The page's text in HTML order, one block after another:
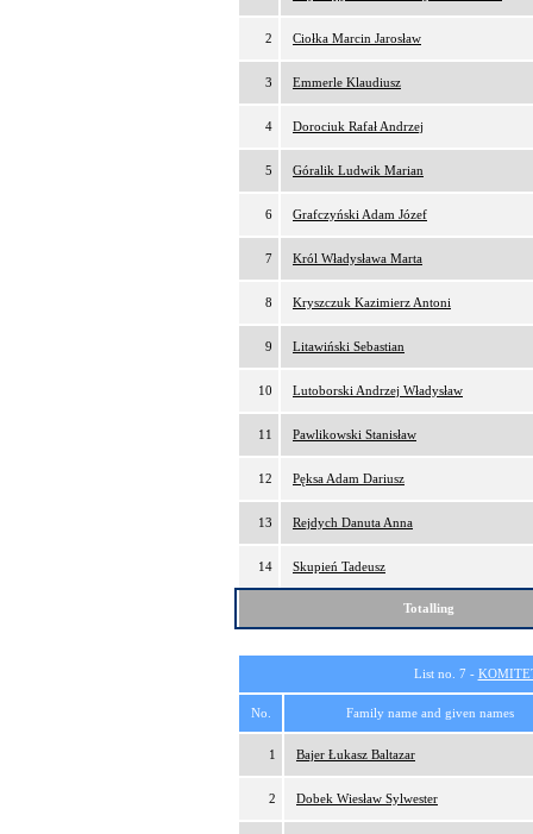
2 Ciołka Marcin Jarosław
3 Emmerle Klaudiusz
4 Dorociuk Rafał Andrzej
5 Góralik Ludwik Marian
6 Grafczyński Adam Józef
7 Król Władysława Marta
8 Kryszczuk Kazimierz Antoni
9 Litawiński Sebastian
10 Lutoborski Andrzej Władysław
11 Pawlikowski Stanisław
12 Pęksa Adam Dariusz
13 Rejdych Danuta Anna
14 Skupień Tadeusz
Totalling
List no. 7 -
No. Family name and given names
1 Bajer Łukasz Baltazar
2 Dobek Wiesław Sylwester